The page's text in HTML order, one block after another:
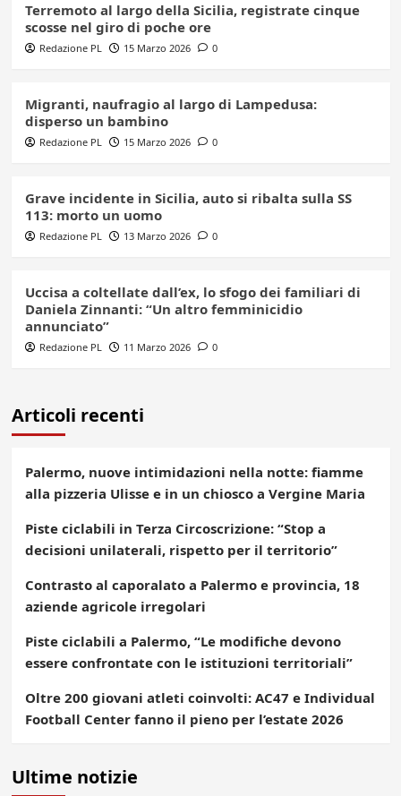
Terremoto al largo della Sicilia, registrate cinque
scosse nel giro di poche ore
Redazione PL 15 Marzo 2026 0
Migranti, naufragio al largo di Lampedusa:
disperso un bambino
Redazione PL 15 Marzo 2026 0
Grave incidente in Sicilia, auto si ribalta sulla SS
113: morto un uomo
Redazione PL 13 Marzo 2026 0
Uccisa a coltellate dall’ex, lo sfogo dei familiari di
Daniela Zinnanti: “Un altro femminicidio
annunciato”
Redazione PL 11 Marzo 2026 0
Articoli recenti
Palermo, nuove intimidazioni nella notte: fiamme
alla pizzeria Ulisse e in un chiosco a Vergine Maria
Piste ciclabili in Terza Circoscrizione: “Stop a
decisioni unilaterali, rispetto per il territorio”
Contrasto al caporalato a Palermo e provincia, 18
aziende agricole irregolari
Piste ciclabili a Palermo, “Le modifiche devono
essere confrontate con le istituzioni territoriali”
Oltre 200 giovani atleti coinvolti: AC47 e Individual
Football Center fanno il pieno per l’estate 2026
Ultime notizie